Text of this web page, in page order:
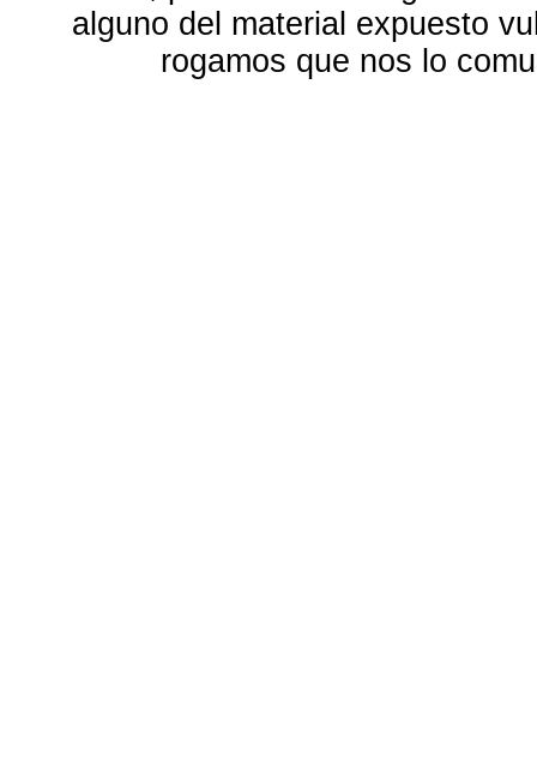
alguno del material expuesto
rogamos que nos lo